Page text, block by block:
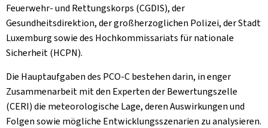
Feuerwehr- und Rettungskorps (CGDIS), der
Gesundheitsdirektion, der großherzoglichen Polizei, der Stadt
Luxemburg sowie des Hochkommissariats für nationale
Sicherheit (HCPN).
Die Hauptaufgaben des PCO-C bestehen darin, in enger
Zusammenarbeit mit den Experten der Bewertungszelle
(CERI) die meteorologische Lage, deren Auswirkungen und
Folgen sowie mögliche Entwicklungsszenarien zu analysieren.